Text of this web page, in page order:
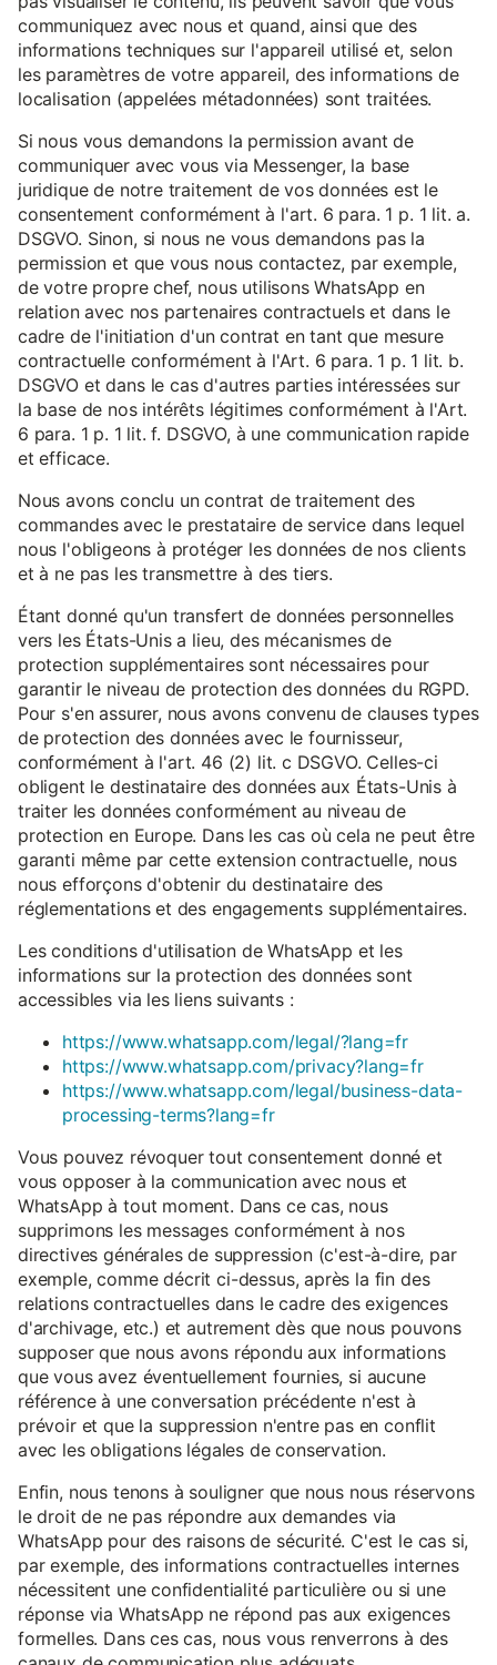
communiquez avec nous et quand, ainsi que des
informations techniques sur l'appareil utilisé et, selon
les paramètres de votre appareil, des informations de
localisation (appelées métadonnées) sont traitées.
Si nous vous demandons la permission avant de
communiquer avec vous via Messenger, la base
juridique de notre traitement de vos données est le
consentement conformément à l'art. 6 para. 1 p. 1 lit. a.
DSGVO. Sinon, si nous ne vous demandons pas la
permission et que vous nous contactez, par exemple,
de votre propre chef, nous utilisons WhatsApp en
relation avec nos partenaires contractuels et dans le
cadre de l'initiation d'un contrat en tant que mesure
contractuelle conformément à l'Art. 6 para. 1 p. 1 lit. b.
DSGVO et dans le cas d'autres parties intéressées sur
la base de nos intérêts légitimes conformément à l'Art.
6 para. 1 p. 1 lit. f. DSGVO, à une communication rapide
et efficace.
Nous avons conclu un contrat de traitement des
commandes avec le prestataire de service dans lequel
nous l'obligeons à protéger les données de nos clients
et à ne pas les transmettre à des tiers.
Étant donné qu'un transfert de données personnelles
vers les États-Unis a lieu, des mécanismes de
protection supplémentaires sont nécessaires pour
garantir le niveau de protection des données du RGPD.
Pour s'en assurer, nous avons convenu de clauses types
de protection des données avec le fournisseur,
conformément à l'art. 46 (2) lit. c DSGVO. Celles-ci
obligent le destinataire des données aux États-Unis à
traiter les données conformément au niveau de
protection en Europe. Dans les cas où cela ne peut être
garanti même par cette extension contractuelle, nous
nous efforçons d'obtenir du destinataire des
réglementations et des engagements supplémentaires.
Les conditions d'utilisation de WhatsApp et les
informations sur la protection des données sont
accessibles via les liens suivants :
https://www.whatsapp.com/legal/?lang=fr
https://www.whatsapp.com/privacy?lang=fr
https://www.whatsapp.com/legal/business-data-
processing-terms?lang=fr
Vous pouvez révoquer tout consentement donné et
vous opposer à la communication avec nous et
WhatsApp à tout moment. Dans ce cas, nous
supprimons les messages conformément à nos
directives générales de suppression (c'est-à-dire, par
exemple, comme décrit ci-dessus, après la fin des
relations contractuelles dans le cadre des exigences
d'archivage, etc.) et autrement dès que nous pouvons
supposer que nous avons répondu aux informations
que vous avez éventuellement fournies, si aucune
référence à une conversation précédente n'est à
prévoir et que la suppression n'entre pas en conflit
avec les obligations légales de conservation.
Enfin, nous tenons à souligner que nous nous réservons
le droit de ne pas répondre aux demandes via
WhatsApp pour des raisons de sécurité. C'est le cas si,
par exemple, des informations contractuelles internes
nécessitent une confidentialité particulière ou si une
réponse via WhatsApp ne répond pas aux exigences
formelles. Dans ces cas, nous vous renverrons à des